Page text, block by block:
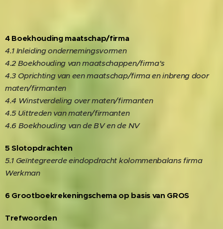
4 Boekhouding maatschap/firma
4.1 Inleiding ondernemingsvormen
4.2 Boekhouding van maatschappen/firma's
4.3 Oprichting van een maatschap/firma en inbreng door
maten/firmanten
4.4 Winstverdeling over maten/firmanten
4.5 Uittreden van maten/firmanten
4.6 Boekhouding van de BV en de NV
5 Slotopdrachten
5.1 Geïntegreerde eindopdracht kolommenbalans firma
Werkman
6 Grootboekrekeningschema op basis van GROS
Trefwoorden